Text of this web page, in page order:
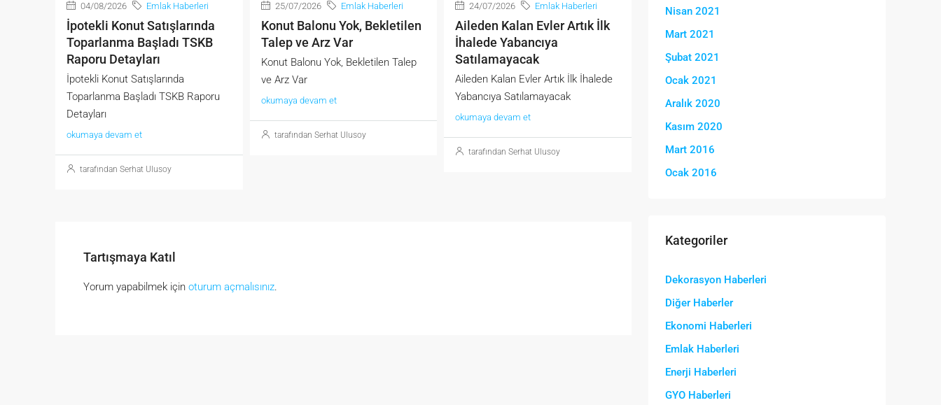
04/08/2026 Emlak Haberleri
İpotekli Konut Satışlarında
Toparlanma Başladı TSKB
Raporu Detayları
İpotekli Konut Satışlarında
Toparlanma Başladı TSKB Raporu
Detayları
okumaya devam et
tarafından Serhat Ulusoy
25/07/2026 Emlak Haberleri
Konut Balonu Yok, Bekletilen
Talep ve Arz Var
Konut Balonu Yok, Bekletilen Talep
ve Arz Var
okumaya devam et
tarafından Serhat Ulusoy
24/07/2026 Emlak Haberleri
Aileden Kalan Evler Artık İlk
İhalede Yabancıya
Satılamayacak
Aileden Kalan Evler Artık İlk İhalede
Yabancıya Satılamayacak
okumaya devam et
tarafından Serhat Ulusoy
Tartışmaya Katıl
Yorum yapabilmek için oturum açmalısınız.
Nisan 2021
Mart 2021
Şubat 2021
Ocak 2021
Aralık 2020
Kasım 2020
Mart 2016
Ocak 2016
Kategoriler
Dekorasyon Haberleri
Diğer Haberler
Ekonomi Haberleri
Emlak Haberleri
Enerji Haberleri
GYO Haberleri